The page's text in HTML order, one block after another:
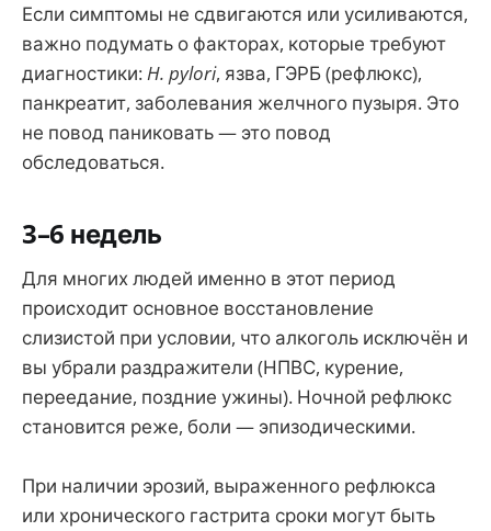
Если симптомы не сдвигаются или усиливаются,
важно подумать о факторах, которые требуют
диагностики:H. pylori, язва, ГЭРБ (рефлюкс),
панкреатит, заболевания желчного пузыря. Это
не повод паниковать — это повод
обследоваться.
3–6 недель
Для многих людей именно в этот период
происходит основное восстановление
слизистой при условии, что алкоголь исключён и
вы убрали раздражители (НПВС, курение,
переедание, поздние ужины). Ночной рефлюкс
становится реже, боли — эпизодическими.
При наличии эрозий, выраженного рефлюкса
или хронического гастрита сроки могут быть